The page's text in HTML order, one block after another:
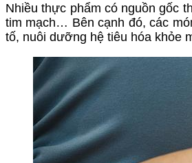
Nhiều thực phẩm có nguồn gốc
tim mạch… Bên cạnh đó, các
tố, nuôi dưỡng hệ tiêu hóa khỏe